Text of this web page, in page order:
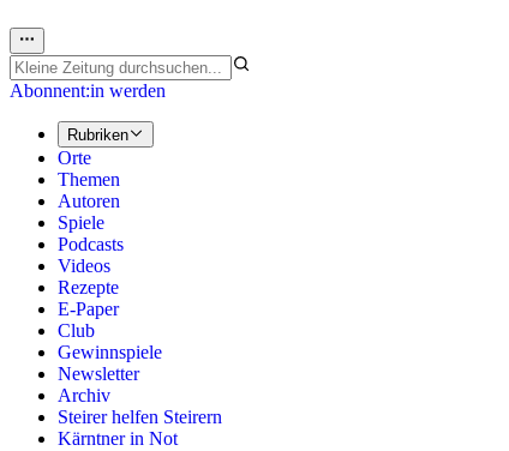
Abonnent:in werden
Rubriken
Orte
Themen
Autoren
Spiele
Podcasts
Videos
Rezepte
E-Paper
Club
Gewinnspiele
Newsletter
Archiv
Steirer helfen Steirern
Kärntner in Not